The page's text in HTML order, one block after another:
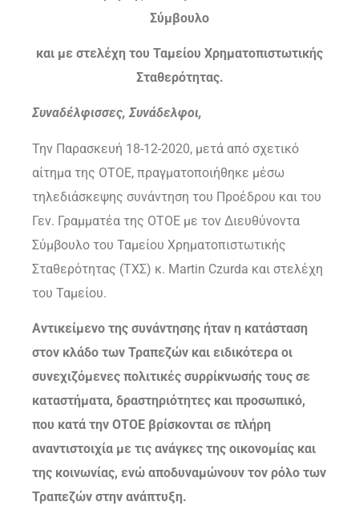
Σύμβουλο
και με στελέχη του Ταμείου Χρηματοπιστωτικής
Σταθερότητας.
Συναδέλφισσες, Συνάδελφοι,
Την Παρασκευή 18-12-2020, μετά από σχετικό
αίτημα της ΟΤΟΕ, πραγματοποιήθηκε μέσω
τηλεδιάσκεψης συνάντηση του Προέδρου και του
Γεν. Γραμματέα της ΟΤΟΕ με τον Διευθύνοντα
Σύμβουλο του Ταμείου Χρηματοπιστωτικής
Σταθερότητας (ΤΧΣ) κ. Martin Czurda και στελέχη
του Ταμείου.
Αντικείμενο της συνάντησης ήταν η κατάσταση
στον κλάδο των Τραπεζών και ειδικότερα οι
συνεχιζόμενες πολιτικές συρρίκνωσής τους σε
καταστήματα, δραστηριότητες και προσωπικό,
που κατά την ΟΤΟΕ βρίσκονται σε πλήρη
αναντιστοιχία με τις ανάγκες της οικονομίας και
της κοινωνίας, ενώ αποδυναμώνουν τον ρόλο των
Τραπεζών στην ανάπτυξη.